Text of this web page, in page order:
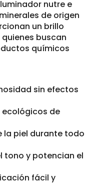
nutre e
de origen
un brillo
buscan
químicos
sin efectos
ecológicos de
la piel durante todo
tono y potencian el
fácil y